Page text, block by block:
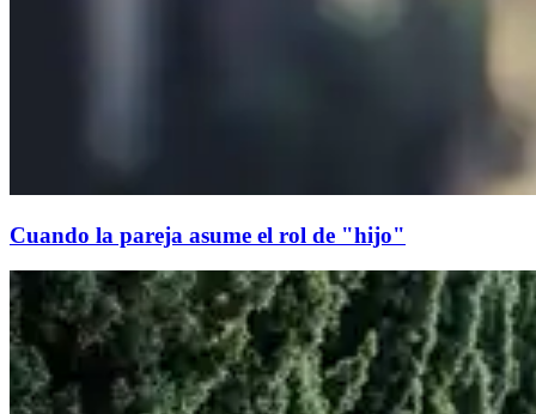
Cuando la pareja asume el rol de "hijo"